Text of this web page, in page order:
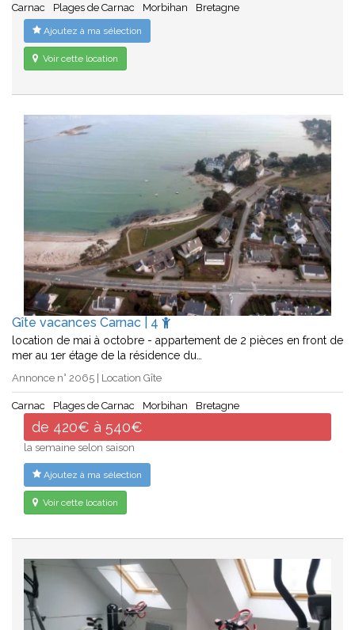
Carnac Plages de Carnac Morbihan Bretagne
Ajoutez à ma sélection
Voir cette location
Gîte vacances Carnac | 4
location de mai à octobre - appartement de 2 pièces en front de
mer au 1er étage de la résidence du…
Annonce n° 2065 | Location Gîte
Carnac Plages de Carnac Morbihan Bretagne
de 420€ à 540€
la semaine selon saison
Ajoutez à ma sélection
Voir cette location